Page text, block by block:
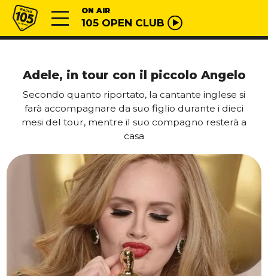
Vai al contenuto
Radio 105 ON AIR
105 OPEN CLUB
Adele, in tour con il piccolo Angelo
Secondo quanto riportato, la cantante inglese si
farà accompagnare da suo figlio durante i dieci
mesi del tour, mentre il suo compagno resterà a
casa